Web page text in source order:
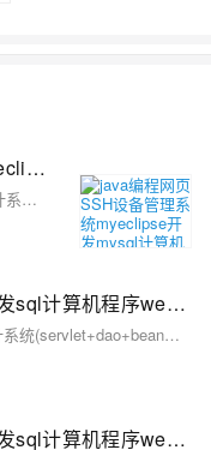
java编程网页SSH设备管理系统myeclipse开发mysql计算机程序web结构JSP源码
JSP SSH设备管理系统是一套完善的web设计系统(struts2+spring+hibernate模式开发)，对理解JSP java编程开发语言有帮助，系统具有完整的源代码和数据库，系统主要采用B/S模式开发
JSP软件产品管理系统myeclipse开发sql计算机程序web结构java编程网页源码
JSP软件产品管理系统是一套完善的毕业设计系统(servlet+dao+bean模式开发)MVC结构，对理解JSP java编程开发语言有帮助，系统具有完整的源代码和数据库，系统主要采用B/S模式开发
JSP汽车销售管理系统myeclipse开发sql计算机程序web结构java编程网页源码